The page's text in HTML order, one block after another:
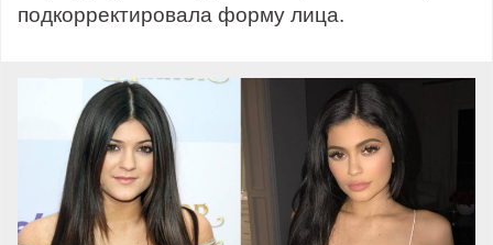
подкорректировала форму лица.